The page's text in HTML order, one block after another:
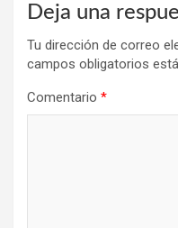
Deja una
Tu dirección de correo
campos obligatorios
Comentario *